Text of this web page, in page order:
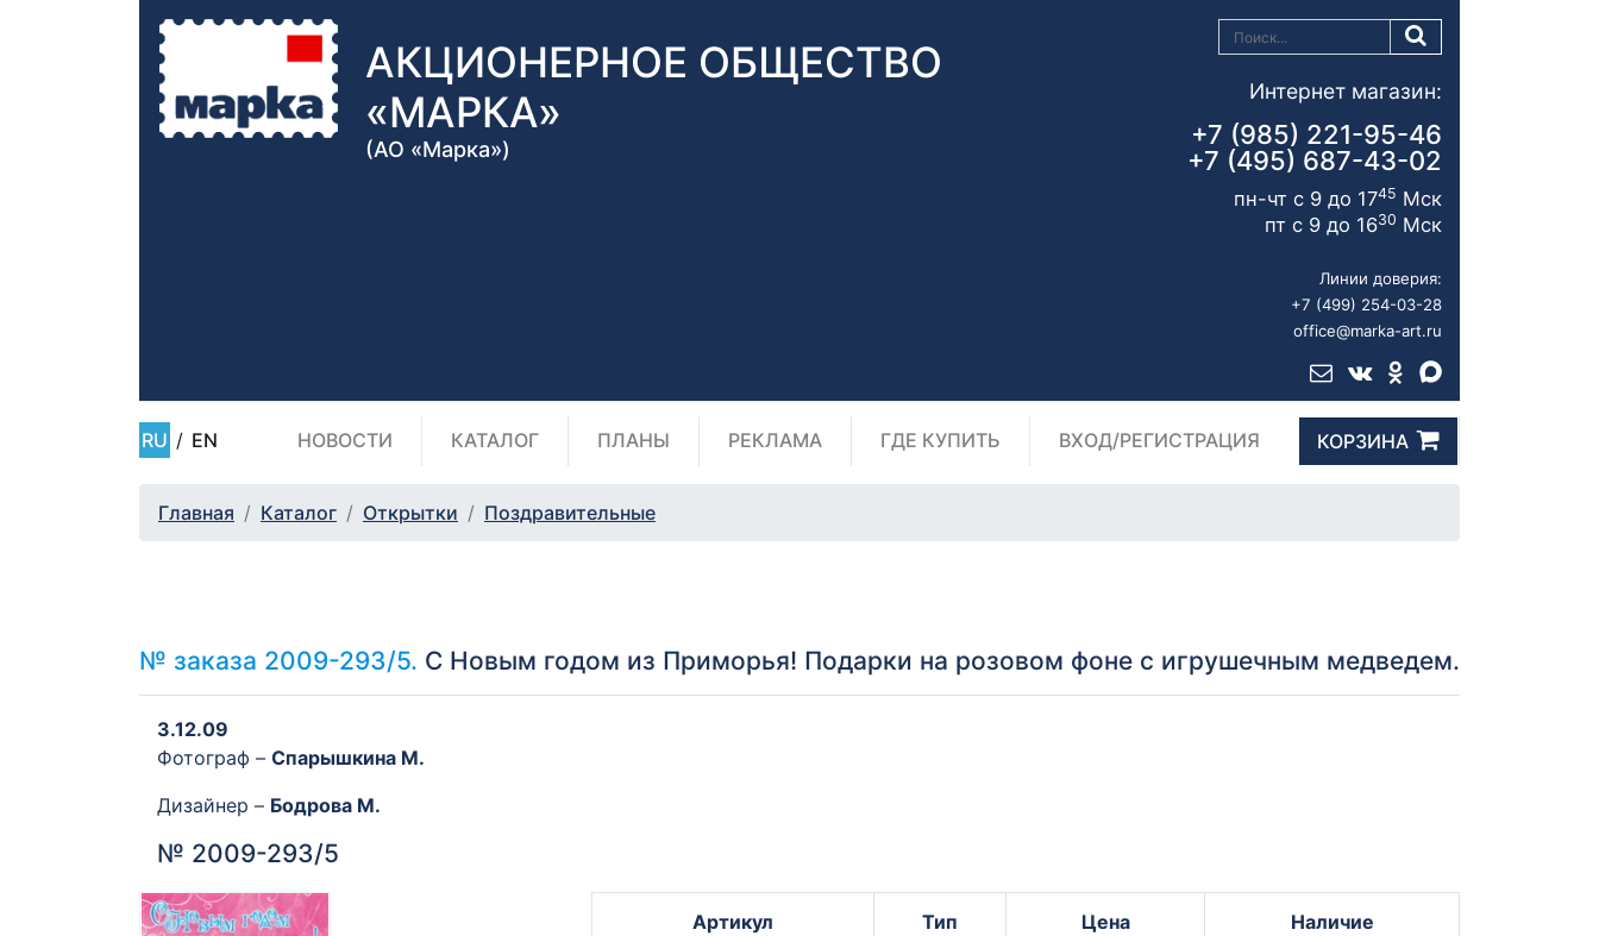
АКЦИОНЕРНОЕ ОБЩЕСТВО
«МАРКА»
(АО «Марка»)
Интернет магазин:
+7 (985) 221-95-46
+7 (495) 687-43-02
пн-чт с 9 до 1745 Мск
пт с 9 до 1630 Мск
Линии доверия:
+7 (499) 254-03-28
office@marka-art.ru
RU / EN НОВОСТИ КАТАЛОГ ПЛАНЫ РЕКЛАМА ГДЕ КУПИТЬ ВХОД/РЕГИСТРАЦИЯ КОРЗИНА
Главная Каталог Открытки Поздравительные
№ заказа 2009-293/5. С Новым годом из Приморья! Подарки на розовом фоне с игрушечным медведем.
3.12.09
Фотограф – Спарышкина М.
Дизайнер – Бодрова М.
№ 2009-293/5
Артикул Тип Цена Наличие